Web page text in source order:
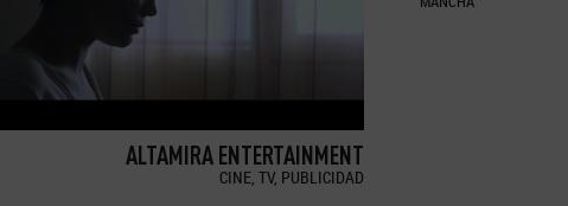
ALTAMIRA ENTERTAINMENT
CINE, TV, PUBLICIDAD